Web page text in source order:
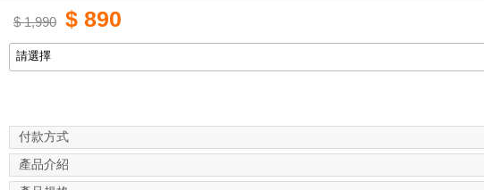
$1,990 $ 890
付款方式
產品介紹